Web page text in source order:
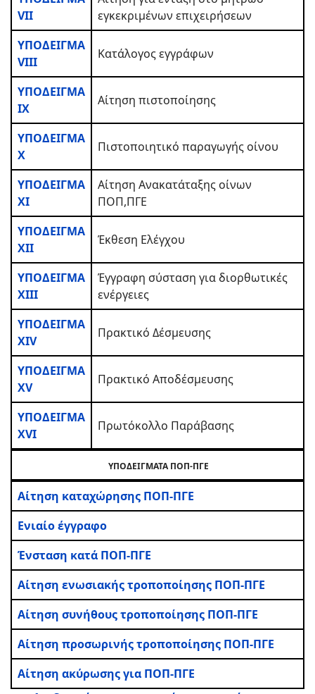
VII
εγκεκριμένων επιχειρήσεων
ΥΠΟΔΕΙΓΜΑ
VIII
Κατάλογος εγγράφων
ΥΠΟΔΕΙΓΜΑ
IX
Αίτηση πιστοποίησης
ΥΠΟΔΕΙΓΜΑ
X
Πιστοποιητικό παραγωγής οίνου
ΥΠΟΔΕΙΓΜΑ
XI
Αίτηση Ανακατάταξης οίνων
ΠΟΠ,ΠΓΕ
ΥΠΟΔΕΙΓΜΑ
XII
Έκθεση Ελέγχου
ΥΠΟΔΕΙΓΜΑ
XIII
Έγγραφη σύσταση για διορθωτικές
ενέργειες
ΥΠΟΔΕΙΓΜΑ
XIV
Πρακτικό Δέσμευσης
ΥΠΟΔΕΙΓΜΑ
XV
Πρακτικό Αποδέσμευσης
ΥΠΟΔΕΙΓΜΑ
XVI
Πρωτόκολλο Παράβασης
ΥΠΟΔΕΙΓΜΑΤΑ ΠΟΠ-ΠΓΕ
Αίτηση καταχώρησης ΠΟΠ-ΠΓΕ
Ενιαίο έγγραφο
Ένσταση κατά ΠΟΠ-ΠΓΕ
Αίτηση ενωσιακής τροποποίησης ΠΟΠ-ΠΓΕ
Αίτηση συνήθους τροποποίησης ΠΟΠ-ΠΓΕ
Αίτηση προσωρινής τροποποίησης ΠΟΠ-ΠΓΕ
Αίτηση ακύρωσης για ΠΟΠ-ΠΓΕ